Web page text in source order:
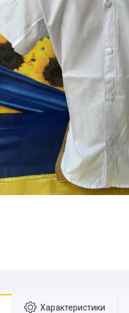
Характеристики